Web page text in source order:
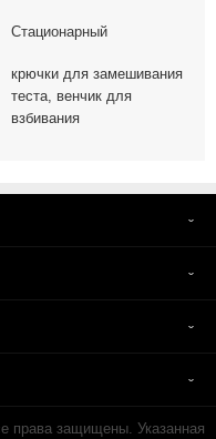
Стационарный
крючки для замешивания
теста, венчик для
взбивания
права защищены. Указанная